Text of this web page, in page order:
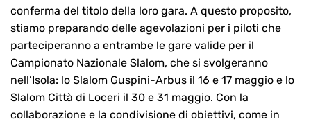
conferma del titolo della loro gara. A questo proposito,
stiamo preparando delle agevolazioni per i piloti che
parteciperanno a entrambe le gare valide per il
Campionato Nazionale Slalom, che si svolgeranno
nell’Isola: lo Slalom Guspini-Arbus il 16 e 17 maggio e lo
Slalom Città di Loceri il 30 e 31 maggio. Con la
collaborazione e la condivisione di obiettivi, come in